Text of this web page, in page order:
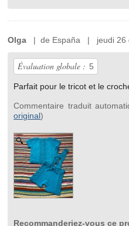
Olga | de España | jeudi 26
Évaluation globale : 5
Parfait pour le tricot et le
Commentaire traduit
original)
Recommanderiez-vous ce